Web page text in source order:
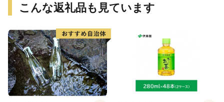
こんな返礼品も見ています